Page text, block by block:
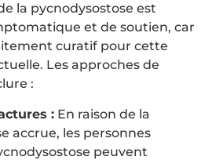
la pycnodysostose est
et de soutien, car
curatif pour cette
Les approches de
:
:En raison de la
accrue, les personnes
peuvent